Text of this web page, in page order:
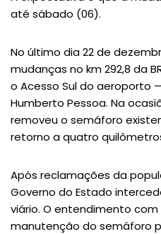
até sábado (06).
No último dia 22 de
mudanças no km 292,8 da
o Acesso Sul do aeroporto
Humberto Pessoa. Na
removeu o semáforo
retorno a quatro
Após reclamações da
Governo do Estado
viário. O entendimento com
manutenção do semáforo